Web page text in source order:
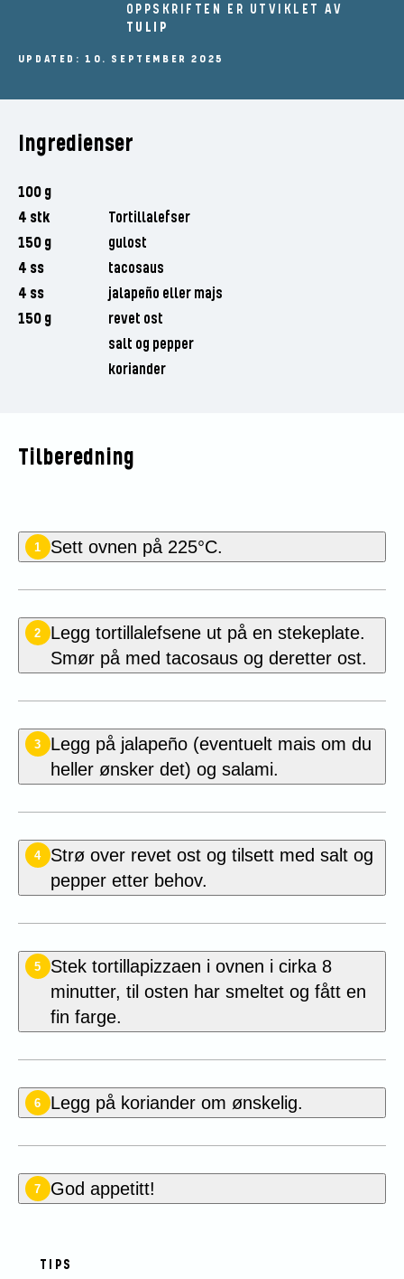
OPPSKRIFTEN ER UTVIKLET AV
TULIP
UPDATED: 10. SEPTEMBER 2025
Ingredienser
100 g
4 stk
Tortillalefser
150 g
gulost
4 ss
tacosaus
4 ss
jalapeño eller majs
150 g
revet ost
salt og pepper
koriander
Tilberedning
1 Sett ovnen på 225°C.
2
Legg tortillalefsene ut på en stekeplate.
Smør på med tacosaus og deretter ost.
3
Legg på jalapeño (eventuelt mais om du
heller ønsker det) og salami.
4
Strø over revet ost og tilsett med salt og
pepper etter behov.
5
Stek tortillapizzaen i ovnen i cirka 8
minutter, til osten har smeltet og fått en
fin farge.
6 Legg på koriander om ønskelig.
7 God appetitt!
TIPS